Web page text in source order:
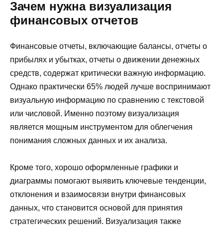
Зачем нужна визуализация
финансовых отчетов
Финансовые отчеты, включающие балансы, отчеты о
прибылях и убытках, отчеты о движении денежных
средств, содержат критически важную информацию.
Однако практически 65% людей лучше воспринимают
визуальную информацию по сравнению с текстовой
или числовой. Именно поэтому визуализация
является мощным инструментом для облегчения
понимания сложных данных и их анализа.
Кроме того, хорошо оформленные графики и
диаграммы помогают выявить ключевые тенденции,
отклонения и взаимосвязи внутри финансовых
данных, что становится основой для принятия
стратегических решений. Визуализация также